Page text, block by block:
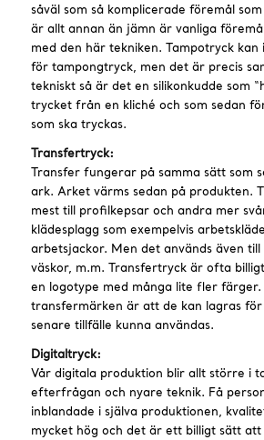
såväl som så komplicerade föremål
är allt annan än jämn är vanliga
med den här tekniken. Tampotryck kan
för tampongtryck, men det är precis
tekniskt så är det en silikonkudde som
trycket från en kliché och som sedan
som ska tryckas.
Transfertryck:
Transfer fungerar på samma sätt som
ark. Arket värms sedan på produkten.
mest till profilkepsar och andra mer
klädesplagg som exempelvis
arbetsjackor. Men det används även
väskor, m.m. Transfertryck är ofta
en logotype med många lite fler
transfermärken är att de kan lagras
senare tillfälle kunna användas.
Digitaltryck:
Vår digitala produktion blir allt större i
efterfrågan och nyare teknik. Få
inblandade i själva produktionen,
mycket hög och det är ett billigt sätt